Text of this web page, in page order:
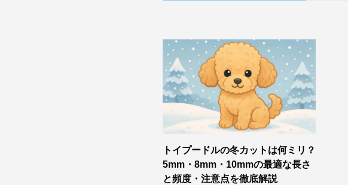
トイプードルの冬カットは何ミリ？
5mm・8mm・10mmの最適な長さ
と頻度・注意点を徹底解説